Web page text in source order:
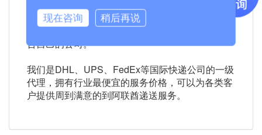
以上公司都是在寄送阿联酋快递方面比较受欢迎的
选项，您可以选择根据自己的需求和预算来选择适
合自己的公司。
我们是DHL、UPS、FedEx等国际快递公司的一级
代理，拥有行业最便宜的服务价格，可以为各类客
户提供周到满意的到阿联酋递送服务。
现在咨询 稍后再说